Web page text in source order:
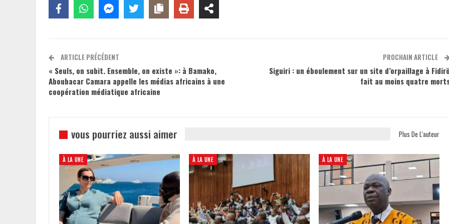
ARTICLE PRÉCÉDENT
« Seuls, on subit. Ensemble, on existe »: à Bamako,
Aboubacar Camara appelle les médias africains à une
coopération médiatique africaine
PROCHAIN ARTICLE
Siguiri : un éboulement sur un site d’orpaillage à
fait au moins quatre
vous pourriez aussi aimer Plus De L'auteur
À LA UNE À LA UNE À LA UNE